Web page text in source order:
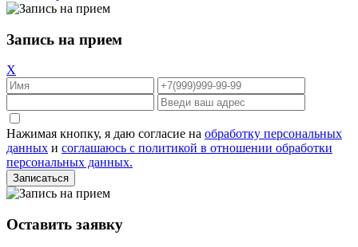
Запись на прием
X
Нажимая кнопку, я даю согласие на обработку персональных
данных и соглашаюсь с политикой в отношении обработки
персональных данных.
Оставить заявку